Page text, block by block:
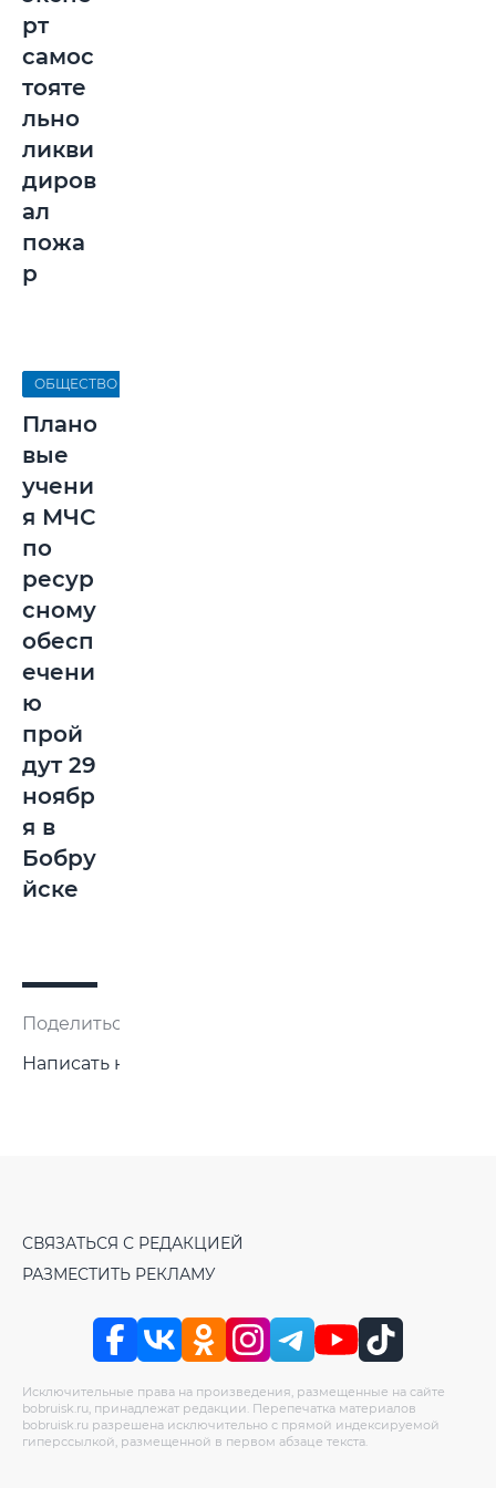
рт
самос
тояте
льно
ликви
диров
ал
пожа
р
ОБЩЕСТВО
Плано
вые
учени
я МЧС
по
ресур
сному
обесп
ечени
ю
прой
дут 29
ноябр
я в
Бобру
йске
Поделиться:
Написать нам
СВЯЗАТЬСЯ С РЕДАКЦИЕЙ
РАЗМЕСТИТЬ РЕКЛАМУ
Исключительные права на произведения, размещенные на сайте
bobruisk.ru, принадлежат редакции. Перепечатка материалов
bobruisk.ru разрешена исключительно с прямой индексируемой
гиперссылкой, размещенной в первом абзаце текста.